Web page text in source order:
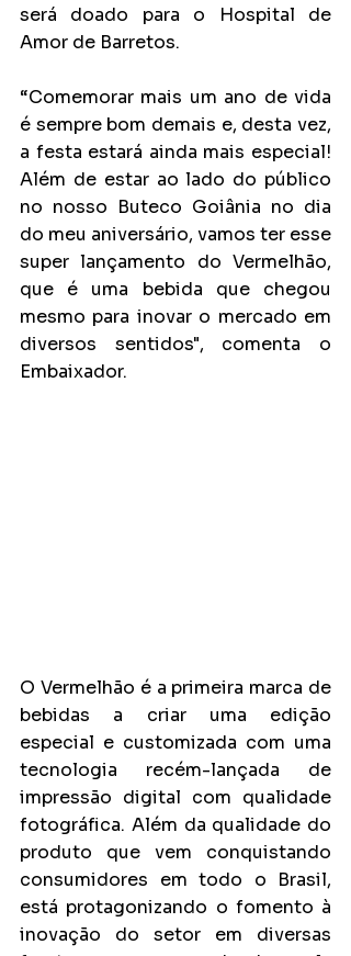
será doado para o Hospital de
Amor de Barretos.
“Comemorar mais um ano de vida
é sempre bom demais e, desta vez,
a festa estará ainda mais especial!
Além de estar ao lado do público
no nosso Buteco Goiânia no dia
do meu aniversário, vamos ter esse
super lançamento do Vermelhão,
que é uma bebida que chegou
mesmo para inovar o mercado em
diversos sentidos", comenta o
Embaixador.
O Vermelhão é a primeira marca de
bebidas a criar uma edição
especial e customizada com uma
tecnologia recém-lançada de
impressão digital com qualidade
fotográfica. Além da qualidade do
produto que vem conquistando
consumidores em todo o Brasil,
está protagonizando o fomento à
inovação do setor em diversas